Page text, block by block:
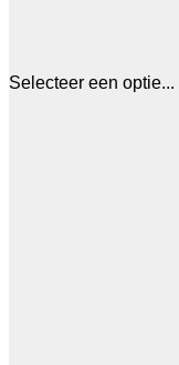
Selecteer een optie...